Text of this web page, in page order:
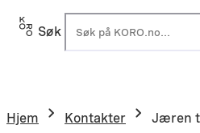
Søk
Hjem Kontakter Jæren